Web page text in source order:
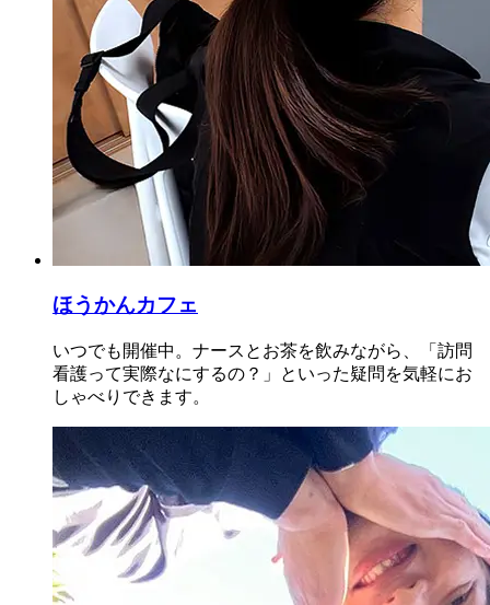
ほうかんカフェ
いつでも開催中。ナースとお茶を飲みながら、「訪問
看護って実際なにするの？」といった疑問を気軽にお
しゃべりできます。